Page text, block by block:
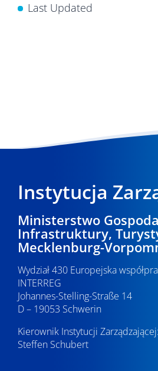
Last Updated
Instytucja
Ministerstwo
Infrastruktury,
Mecklenburg-
Wydział 430 Europejska
INTERREG
Johannes-Stelling-Straße 14
D – 19053 Schwerin
Kierownik Instytucji Zarządzającej:
Steffen Schubert